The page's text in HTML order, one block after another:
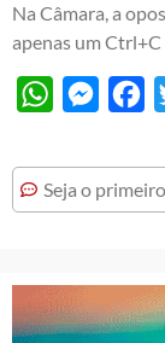
Na Câmara, a
apenas um
WhatsApp
Seja o